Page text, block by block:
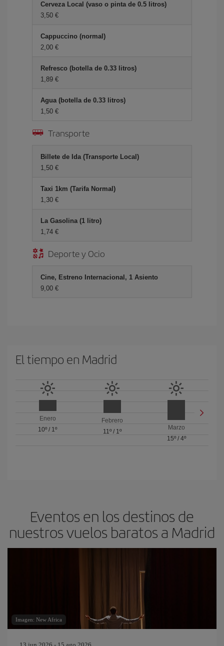
Cerveza Local (vaso o pinta de 0.5 litros)
3,50 €
Cappuccino (normal)
2,00 €
Refresco (botella de 0.33 litros)
1,89 €
Agua (botella de 0.33 litros)
1,50 €
Transporte
Billete de Ida (Transporte Local)
1,50 €
Taxi 1km (Tarifa Normal)
1,30 €
La Gasolina (1 litro)
1,74 €
Deporte y Ocio
Cine, Estreno Internacional, 1 Asiento
9,00 €
El tiempo en Madrid
Enero
10º / 1º
Febrero
11º/ 1º
Marzo
15º/ 4º
Eventos en los destinos de
nuestros vuelos baratos a Madrid
Imagen: New Africa